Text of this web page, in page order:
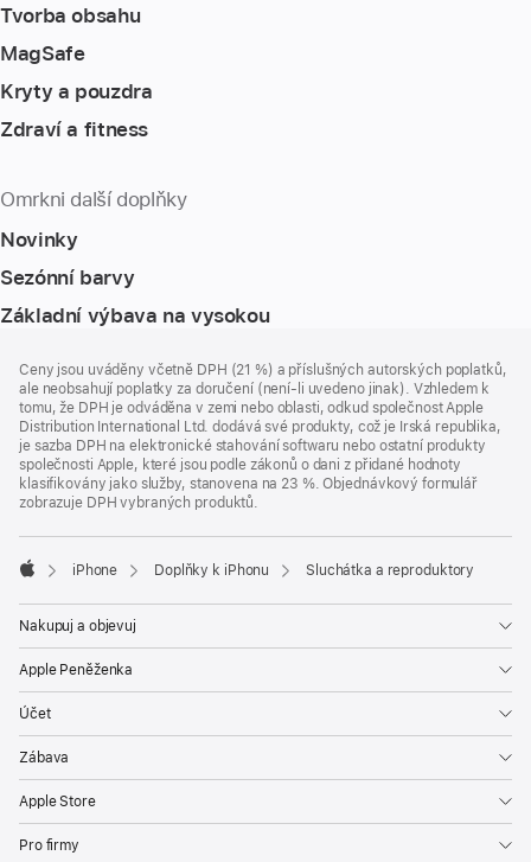
Tvorba obsahu
MagSafe
Kryty a pouzdra
Zdraví a fitness
Omrkni další doplňky
Novinky
Sezónní barvy
Základní výbava na vysokou
Ceny jsou uváděny včetně DPH (21 %) a příslušných autorských poplatků,
ale neobsahují poplatky za doručení (není-li uvedeno jinak). Vzhledem k
tomu, že DPH je odváděna v zemi nebo oblasti, odkud společnost Apple
Distribution International Ltd. dodává své produkty, což je Irská republika,
je sazba DPH na elektronické stahování softwaru nebo ostatní produkty
společnosti Apple, které jsou podle zákonů o dani z přidané hodnoty
klasifikovány jako služby, stanovena na 23 %. Objednávkový formulář
zobrazuje DPH vybraných produktů.
iPhone Doplňky k iPhonu Sluchátka a reproduktory
Nakupuj a objevuj
Apple Peněženka
Účet
Zábava
Apple Store
Pro firmy